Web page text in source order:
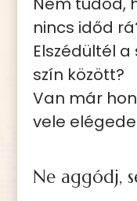
nincs időd
Elszédültél
szín között?
Van már
vele
Ne aggódj,